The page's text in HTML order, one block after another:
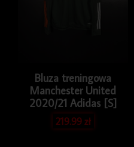
Bluza treningowa
Manchester United
2020/21 Adidas [S]
219.99zł